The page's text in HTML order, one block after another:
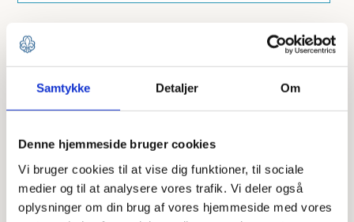
Samtykke Detaljer Om
Denne hjemmeside bruger cookies
Vi bruger cookies til at vise dig funktioner, til sociale
medier og til at analysere vores trafik. Vi deler også
oplysninger om din brug af vores hjemmeside med vores
Dit navn
Skriv modtagerens mailadresse